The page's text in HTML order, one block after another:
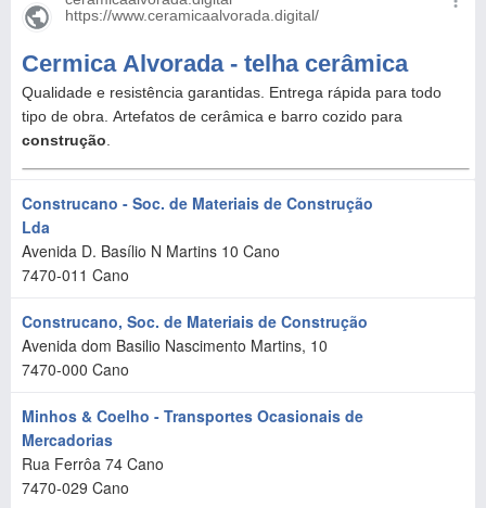
Construcano - Soc. de Materiais de Construção
Lda
Avenida D. Basílio N Martins 10 Cano
7470-011 Cano
Construcano, Soc. de Materiais de Construção
Avenida dom Basilio Nascimento Martins, 10
7470-000 Cano
Minhos & Coelho - Transportes Ocasionais de
Mercadorias
Rua Ferrôa 74 Cano
7470-029 Cano